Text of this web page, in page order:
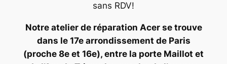
sans RDV!
Notre atelier de réparation Acer se trouve
dans le 17e arrondissement de Paris
(proche 8e et 16e), entre la porte Maillot et